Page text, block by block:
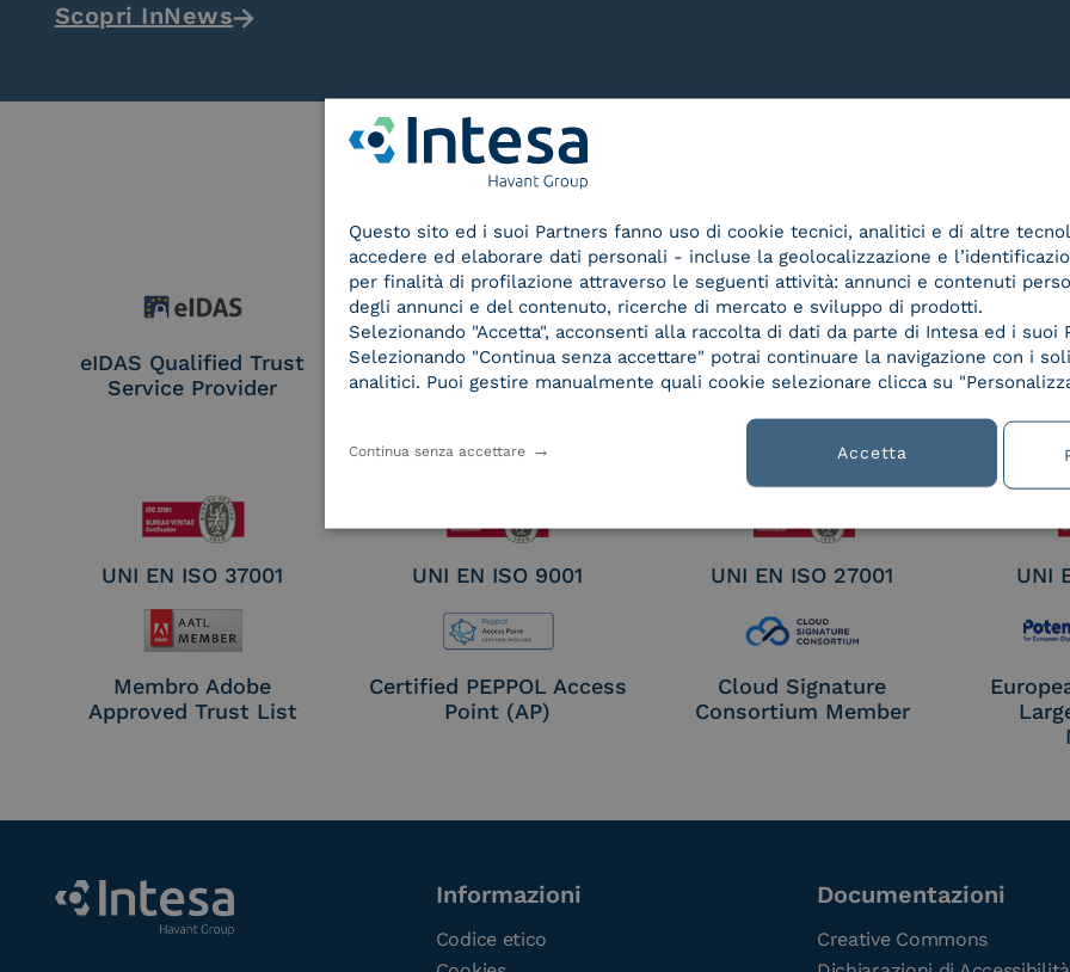
Scopri InNews
eIDAS Qualified Trust
Service Provider
eIDAS Qualified Trust
Service Provider for
Seal Creation
Service Provider e
Aggregatore SPID
UNI EN ISO 37001 UNI EN ISO 9001 UNI EN ISO 27001 UNI
Membro Adobe
Approved Trust List
Certified PEPPOL Access
Point (AP)
Cloud Signature
Consortium Member
Informazioni
Codice etico
Documentazioni
Creative Commons
Questo sito ed i suoi Partners fanno uso di cookie tecnici, analitici e di altre
accedere ed elaborare dati personali - incluse la geolocalizzazione e
per finalità di profilazione attraverso le seguenti attività: annunci e contenuti
degli annunci e del contenuto, ricerche di mercato e sviluppo di prodotti.
Selezionando "Accetta", acconsenti alla raccolta di dati da parte di Intesa ed i suoi
Selezionando "Continua senza accettare" potrai continuare la navigazione con i
analitici. Puoi gestire manualmente quali cookie selezionare clicca su
Accetta
Continua senza accettare